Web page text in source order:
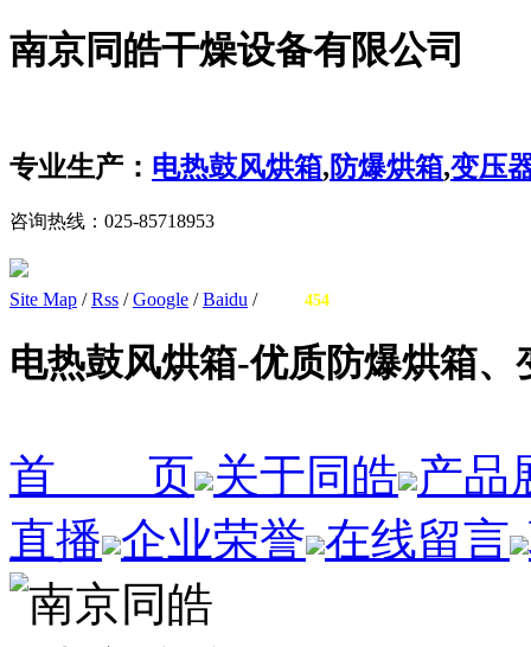
南京同皓干燥设备有限公司
专业生产： 电热鼓风烘箱,防爆烘箱,变压
咨询热线： 025-85718953
Site Map /Rss /Google /Baidu / 454
电热鼓风烘箱-优质防爆烘箱
首 页 关于同皓 产品
直播 企业荣誉 在线留言